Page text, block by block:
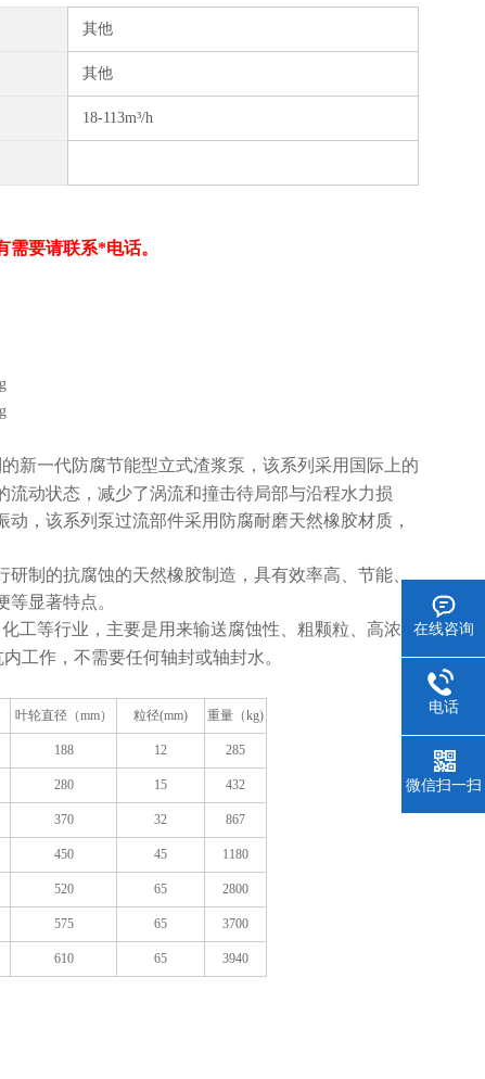
其他
其他
18-113m³/h
要请联系*电话。
新一代防腐节能型立式渣浆泵，该系列采用国际上的
动状态，减少了涡流和撞击待局部与沿程水力损
，该系列泵过流部件采用防腐耐磨天然橡胶材质，
制的抗腐蚀的天然橡胶制造，具有效率高、节能、
显著特点。
工等行业，主要是用来输送腐蚀性、粗颗粒、高浓度
工作，不需要任何轴封或轴封水。
叶轮直径（mm） 粒径(mm) 重量（kg)
188 12 285
280 15 432
370 32 867
450 45 1180
520 65 2800
575 65 3700
610 65 3940
在线咨询
电话
微信扫一扫